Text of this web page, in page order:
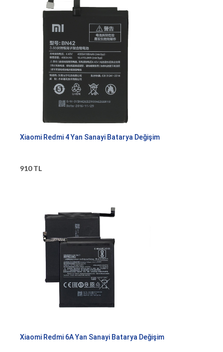
Xiaomi Redmi 4 Yan Sanayi Batarya Değişim
910 TL
Xiaomi Redmi 6A Yan Sanayi Batarya Değişim